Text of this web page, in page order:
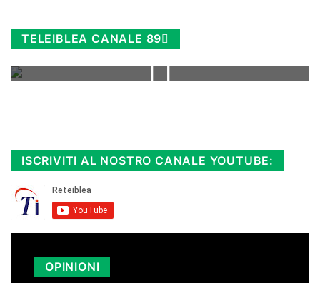
TELEIBLEA CANALE 89
ISCRIVITI AL NOSTRO CANALE YOUTUBE:
OPINIONI